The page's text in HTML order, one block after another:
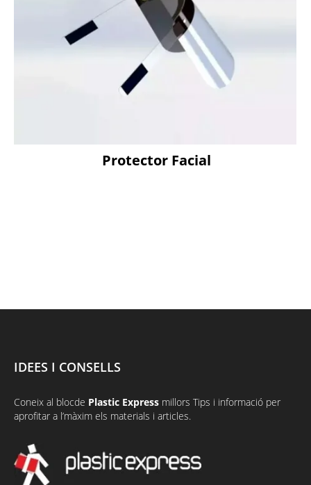
Protector Facial
IDEES I CONSELLS
Coneix al blocde Plastic Express millors Tips i informació per
aprofitar a l’màxim els materials i articles.